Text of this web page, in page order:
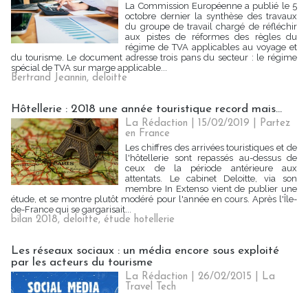
La Commission Européenne a publié le 5
octobre dernier la synthèse des travaux
du groupe de travail chargé de réfléchir
aux pistes de réformes des règles du
régime de TVA applicables au voyage et
du tourisme. Le document adresse trois pans du secteur : le régime
spécial de TVA sur marge applicable...
Bertrand Jeannin, deloitte
Hôtellerie : 2018 une année touristique record mais...
La Rédaction | 15/02/2019
Partez
en France
Les chiffres des arrivées touristiques et de
l'hôtellerie sont repassés au-dessus de
ceux de la période antérieure aux
attentats. Le cabinet Deloitte, via son
membre In Extenso vient de publier une
étude, et se montre plutôt modéré pour l'année en cours. Après l'Île-
de-France qui se gargarisait...
bilan 2018, deloitte, étude hotellerie
Les réseaux sociaux : un média encore sous exploité
par les acteurs du tourisme
La Rédaction | 26/02/2015
La
Travel Tech